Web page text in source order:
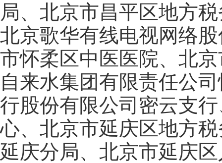
局、北京市昌平区地方
北京歌华有线电视网络
市怀柔区中医医院、北
自来水集团有限责任公
行股份有限公司密云支
心、北京市延庆区地方
延庆分局、北京市延庆